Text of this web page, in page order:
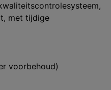
met tijdige
voorbehoud)